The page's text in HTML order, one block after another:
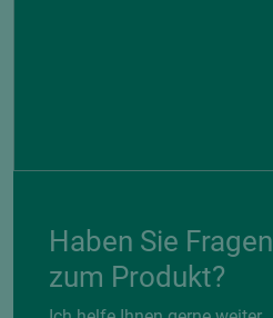
Haben Sie Fragen
zum Produkt?